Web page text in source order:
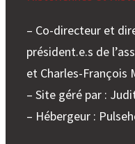
– Co-directeur et
président.e.s de
et Charles-François
– Site géré par :
– Hébergeur :